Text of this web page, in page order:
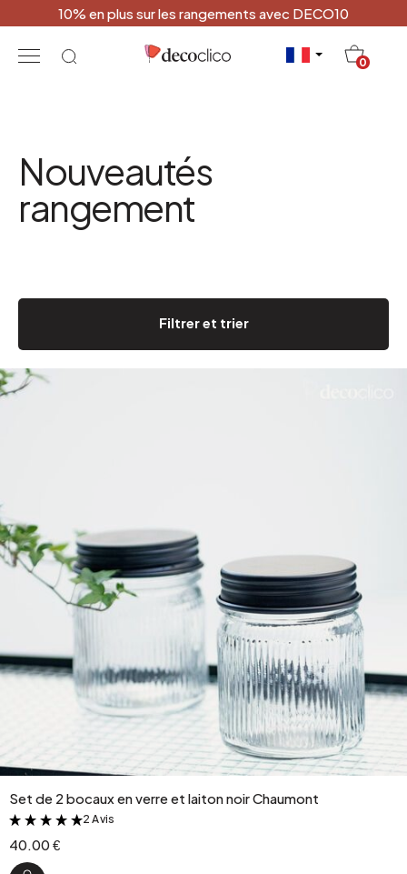
10% en plus sur les rangements avec DECO10
0
Nouveautés
rangement
Filtrer et trier
Set de 2 bocaux en verre et laiton noir Chaumont
&
2 Avis
40.00 €